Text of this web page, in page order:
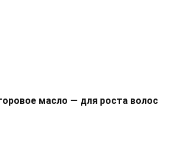
масло — для роста волос